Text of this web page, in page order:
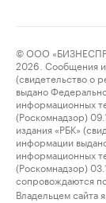
© ООО
2026. Сообщения и
(свидетельство о
выдано
информационных
(Роскомнадзор)
издания «РБК»
информации
информационных
(Роскомнадзор)
сопровождаются
Владельцем сайта